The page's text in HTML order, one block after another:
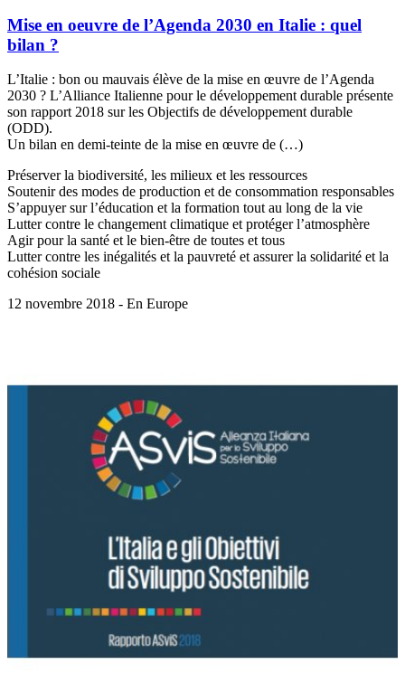
Mise en oeuvre de l’Agenda 2030 en Italie : quel
bilan ?
L’Italie : bon ou mauvais élève de la mise en œuvre de l’Agenda
2030 ? L’Alliance Italienne pour le développement durable présente
son rapport 2018 sur les Objectifs de développement durable
(ODD).
Un bilan en demi-teinte de la mise en œuvre de (…)
Préserver la biodiversité, les milieux et les ressources
Soutenir des modes de production et de consommation responsables
S’appuyer sur l’éducation et la formation tout au long de la vie
Lutter contre le changement climatique et protéger l’atmosphère
Agir pour la santé et le bien-être de toutes et tous
Lutter contre les inégalités et la pauvreté et assurer la solidarité et la
cohésion sociale
12 novembre 2018 - En Europe